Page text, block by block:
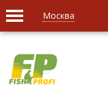
Москва